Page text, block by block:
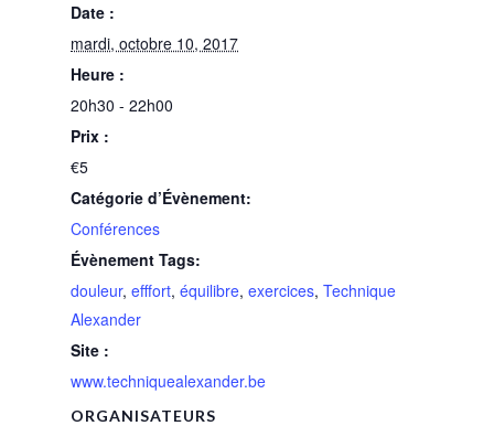
Date :
mardi, octobre 10, 2017
Heure :
20h30 - 22h00
Prix :
€5
Catégorie d’Évènement:
Conférences
Évènement Tags:
douleur, efffort, équilibre, exercices, Technique
Alexander
Site :
www.techniquealexander.be
ORGANISATEURS